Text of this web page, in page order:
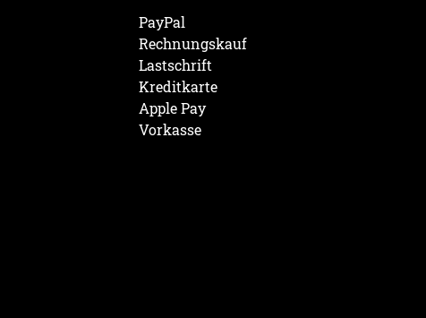
PayPal
Rechnungskauf
Lastschrift
Kreditkarte
Apple Pay
Vorkasse